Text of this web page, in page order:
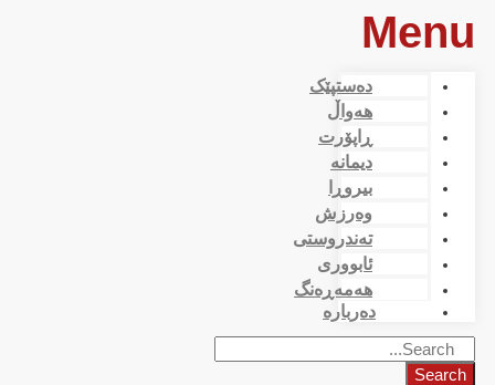
Menu
دەستپێک
هەواڵ
ڕاپۆرت
دیمانە
بیروڕا
وەرزش
تەندروستی
ئابووری
هەمەڕەنگ
دەربارە
Search